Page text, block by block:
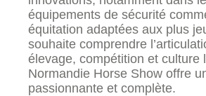
équipements de sécurité
équitation adaptées aux plus
souhaite comprendre
élevage, compétition et culture
Normandie Horse Show offre
passionnante et complète.